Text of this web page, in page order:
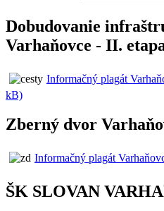
Dobudovanie
Varhaňovce - II.
Informačný plagát
kB)
Zberný dvor
Informačný plagát
ŠK SLOVAN